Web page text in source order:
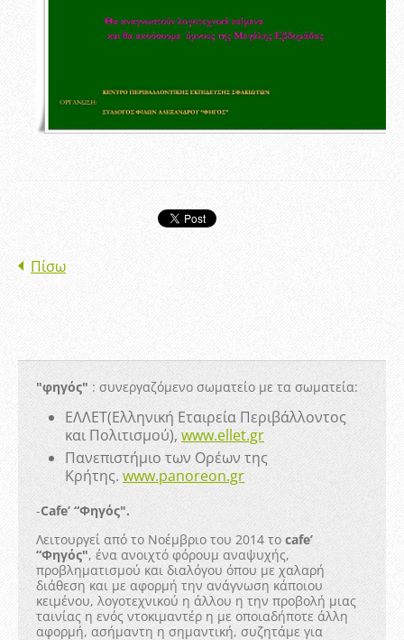
Πίσω
"φηγός" : συνεργαζόμενο σωματείο με τα σωματεία:
ΕΛΛΕΤ(Ελληνική Εταιρεία Περιβάλλοντος
και Πολιτισμού), www.ellet.gr
Πανεπιστήμιο των Ορέων της
Κρήτης. www.panoreon.gr
-Cafe’ “Φηγός".
Λειτουργεί από το Νοέμβριο του 2014 το cafe’
“Φηγός", ένα ανοιχτό φόρουμ αναψυχής,
προβληματισμού και διαλόγου όπου με χαλαρή
διάθεση και με αφορμή την ανάγνωση κάποιου
κειμένου, λογοτεχνικού η άλλου η την προβολή μιας
ταινίας η ενός ντοκιμαντέρ η με οποιαδήποτε άλλη
αφορμή, ασήμαντη η σημαντική, συζητάμε για